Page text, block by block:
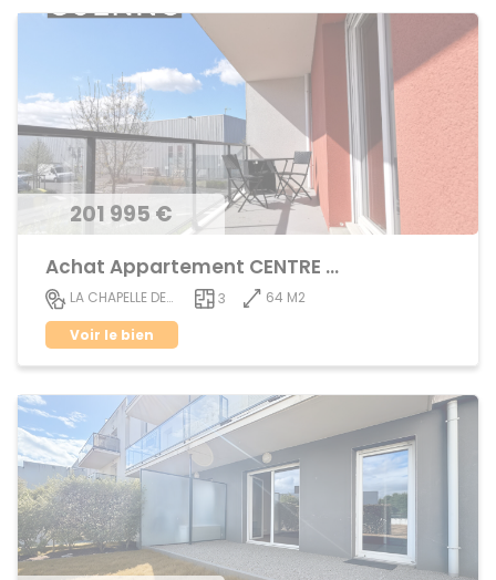
201 995 €
Achat Appartement CENTRE VILLE
LA CHAPELLE DES FOUGERETZ 3
64 M2
Voir le bien